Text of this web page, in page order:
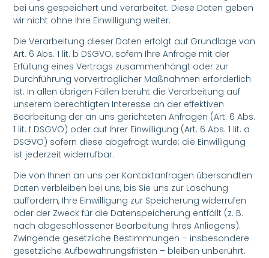
bei uns gespeichert und verarbeitet. Diese Daten geben
wir nicht ohne Ihre Einwilligung weiter.
Die Verarbeitung dieser Daten erfolgt auf Grundlage von
Art. 6 Abs. 1 lit. b DSGVO, sofern Ihre Anfrage mit der
Erfüllung eines Vertrags zusammenhängt oder zur
Durchführung vorvertraglicher Maßnahmen erforderlich
ist. In allen übrigen Fällen beruht die Verarbeitung auf
unserem berechtigten Interesse an der effektiven
Bearbeitung der an uns gerichteten Anfragen (Art. 6 Abs.
1 lit. f DSGVO) oder auf Ihrer Einwilligung (Art. 6 Abs. 1 lit. a
DSGVO) sofern diese abgefragt wurde; die Einwilligung
ist jederzeit widerrufbar.
Die von Ihnen an uns per Kontaktanfragen übersandten
Daten verbleiben bei uns, bis Sie uns zur Löschung
auffordern, Ihre Einwilligung zur Speicherung widerrufen
oder der Zweck für die Datenspeicherung entfällt (z. B.
nach abgeschlossener Bearbeitung Ihres Anliegens).
Zwingende gesetzliche Bestimmungen – insbesondere
gesetzliche Aufbewahrungsfristen – bleiben unberührt.